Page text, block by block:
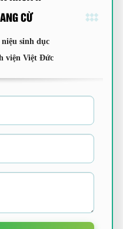
CỪ
sinh dục
viện Việt Đức